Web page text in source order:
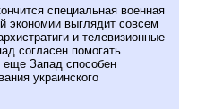
специальная военная
экономии выглядит совсем
и телевизионные
согласен помогать
еще Запад способен
украинского